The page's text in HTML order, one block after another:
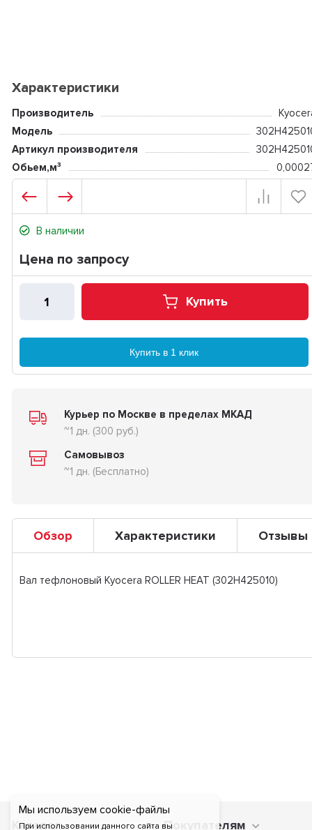
Мы используем cookie-файлы
При использовании данного сайта вы
Характеристики
Производитель
Модель
Артикул производителя
Обьем,м³
В наличии
Цена по запросу
Купить
Купить в 1 клик
Курьер по Москве в пределах МКАД
~1 дн. (300 руб.)
Самовывоз
~1 дн. (Бесплатно)
Обзор Характеристики Отзывы
Вал тефлоновый Kyocera ROLLER HEAT (302H425010)
Каталог Покупателям